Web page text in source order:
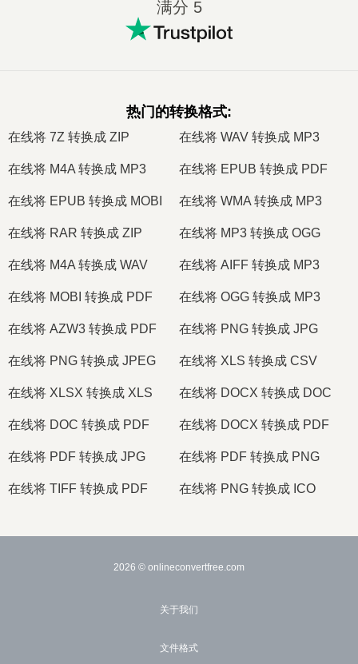
满分 5
热门的转换格式:
在线将 7Z 转换成 ZIP 在线将 WAV 转换成 MP3
在线将 M4A 转换成 MP3 在线将 EPUB 转换成 PDF
在线将 EPUB 转换成 MOBI 在线将 WMA 转换成 MP3
在线将 RAR 转换成 ZIP 在线将 MP3 转换成 OGG
在线将 M4A 转换成 WAV 在线将 AIFF 转换成 MP3
在线将 MOBI 转换成 PDF 在线将 OGG 转换成 MP3
在线将 AZW3 转换成 PDF 在线将 PNG 转换成 JPG
在线将 PNG 转换成 JPEG 在线将 XLS 转换成 CSV
在线将 XLSX 转换成 XLS 在线将 DOCX 转换成 DOC
在线将 DOC 转换成 PDF 在线将 DOCX 转换成 PDF
在线将 PDF 转换成 JPG 在线将 PDF 转换成 PNG
在线将 TIFF 转换成 PDF 在线将 PNG 转换成 ICO
2026 © onlineconvertfree.com
关于我们
文件格式